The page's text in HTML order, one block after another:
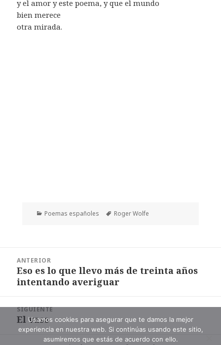
y el amor y este poema, y que el mundo
bien merece
otra mirada.
Categorías
Poemas españoles Etiquetas
Roger Wolfe
entradas
ANTERIOR
Entrada
anterior:
Eso es lo que llevo más de treinta años
intentando averiguar
SIGUIENTE
Entrada
siguiente:
El vaso
Usamos cookies para asegurar que te damos la mejor
experiencia en nuestra web. Si continúas usando este sitio,
asumiremos que estás de acuerdo con ello.